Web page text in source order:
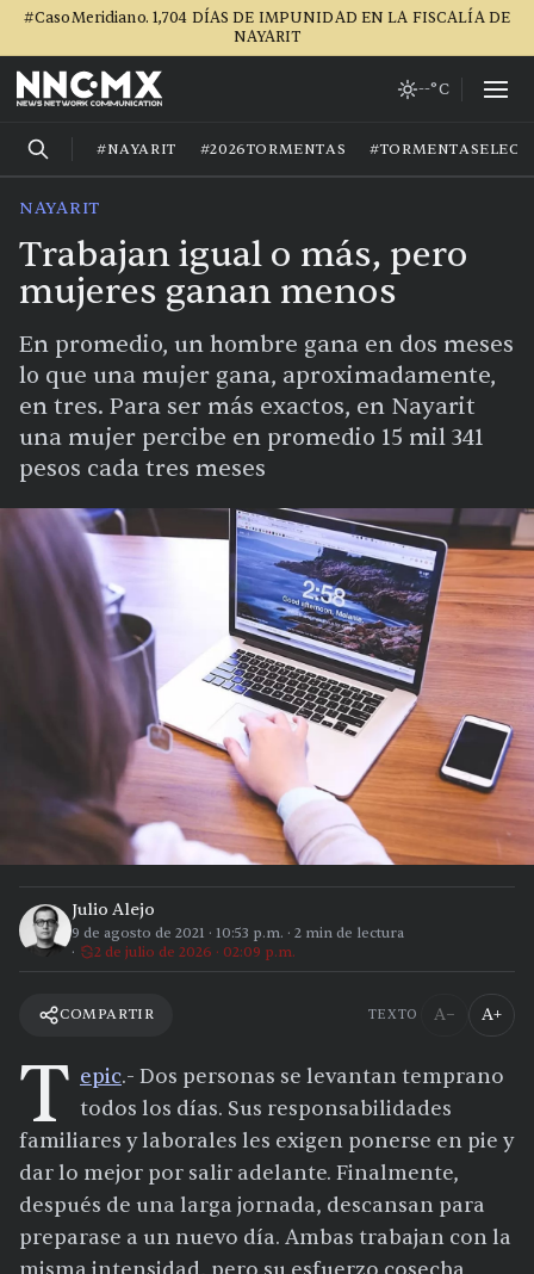
#CasoMeridiano. 1,704 DÍAS DE IMPUNIDAD EN LA FISCALÍA DE
NAYARIT
--°C
#NAYARIT #2026TORMENTAS
NAYARIT
Trabajan igual o más, pero
mujeres ganan menos
En promedio, un hombre gana en dos meses
lo que una mujer gana, aproximadamente,
en tres. Para ser más exactos, en Nayarit
una mujer percibe en promedio 15 mil 341
pesos cada tres meses
Julio Alejo
9 de agosto de 2021 · 10:53 p.m. · 2 min de lectura
2 de julio de 2026 · 02:09 p.m.
COMPARTIR TEXTO A− A+
T epic.- Dos personas se levantan temprano
todos los días. Sus responsabilidades
familiares y laborales les exigen ponerse en pie y
dar lo mejor por salir adelante. Finalmente,
después de una larga jornada, descansan para
preparase a un nuevo día. Ambas trabajan con la